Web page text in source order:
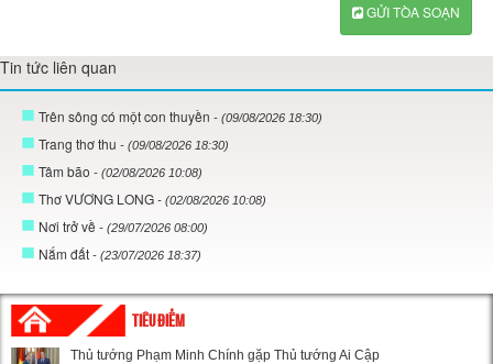
GỬI TÒA SOẠN
Tin tức liên quan
Trên sông có một con thuyền - (09/08/2026 18:30)
Trang thơ thu - (09/08/2026 18:30)
Tâm bão - (02/08/2026 10:08)
Thơ VƯƠNG LONG - (02/08/2026 10:08)
Nơi trở về - (29/07/2026 08:00)
Nắm đất - (23/07/2026 18:37)
TIÊU ĐIỂM
Thủ tướng Phạm Minh Chính gặp Thủ tướng Ai Cập